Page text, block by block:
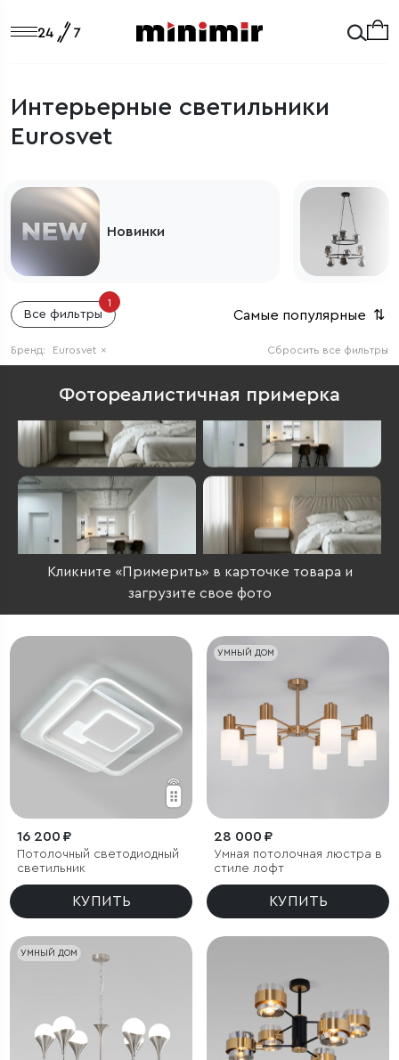
Интерьерные светильники
Eurosvet
Светильники из Европы
Все фильтры
1
Самые популярные ⇅
Сбросить все фильтры
Бренд: Eurosvet ×
Фотореалистичная примерка
Кликните «Примерить» в карточке товара и
загрузите свое фото
16 200 ₽
Потолочный светодиодный
светильник
КУПИТЬ
УМНЫЙ ДОМ
28 000 ₽
Умная потолочная люстра в
стиле лофт
КУПИТЬ
УМНЫЙ ДОМ